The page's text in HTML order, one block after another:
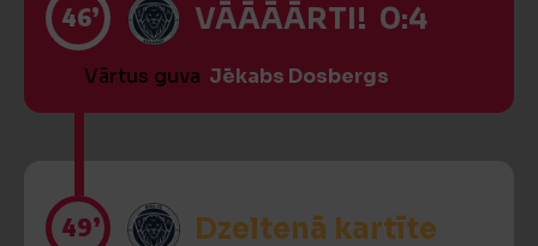
46’ VĀĀĀĀRTI! 0:4
Vārtus guva Jēkabs Dosbergs
49’ Dzeltenā kartīte